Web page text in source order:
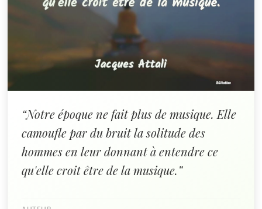
“Notre époque ne fait plus de musique. Elle
camoufle par du bruit la solitude des
hommes en leur donnant à entendre ce
qu'elle croit être de la musique.”